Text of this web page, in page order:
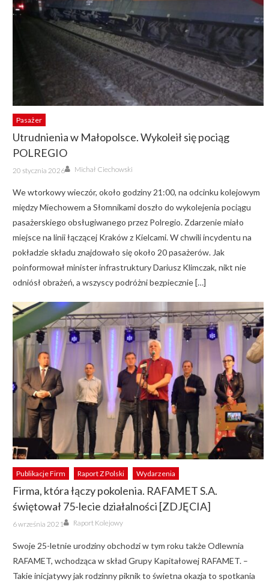
Pasażer
Utrudnienia w Małopolsce. Wykoleił się pociąg
POLREGIO
Posted
on
20 stycznia 2026 Author
Michał Ciechowski
We wtorkowy wieczór, około godziny 21:00, na odcinku kolejowym
między Miechowem a Słomnikami doszło do wykolejenia pociągu
pasażerskiego obsługiwanego przez Polregio. Zdarzenie miało
miejsce na linii łączącej Kraków z Kielcami. W chwili incydentu na
pokładzie składu znajdowało się około 20 pasażerów. Jak
poinformował minister infrastruktury Dariusz Klimczak, nikt nie
odniósł obrażeń, a wszyscy podróżni bezpiecznie […]
Publikacje Firm Raport Z Polski Wydarzenia
Firma, która łączy pokolenia. RAFAMET S.A.
świętował 75-lecie działalności [ZDJĘCIA]
Posted
on
6 września 2021 Author
Raport Kolejowy
Swoje 25-letnie urodziny obchodzi w tym roku także Odlewnia
RAFAMET, wchodząca w skład Grupy Kapitałowej RAFAMET. –
Takie inicjatywy jak rodzinny piknik to świetna okazja to spotkania